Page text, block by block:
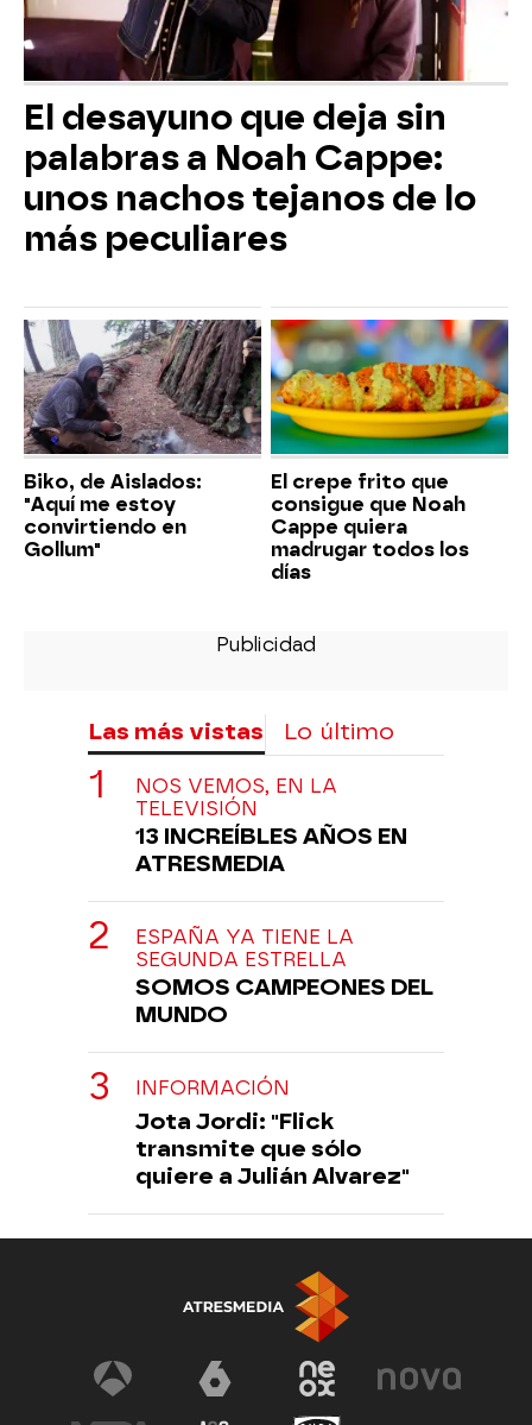
El desayuno que deja sin
palabras a Noah Cappe:
unos nachos tejanos de lo
más peculiares
Biko, de Aislados:
"Aquí me estoy
convirtiendo en
Gollum"
El crepe frito que
consigue que Noah
Cappe quiera
madrugar todos los
días
Las más vistas Lo último
NOS VEMOS, EN LA
TELEVISIÓN
13 INCREÍBLES AÑOS EN
ATRESMEDIA
ESPAÑA YA TIENE LA
SEGUNDA ESTRELLA
SOMOS CAMPEONES DEL
MUNDO
INFORMACIÓN
Jota Jordi: "Flick
transmite que sólo
quiere a Julián Alvarez"